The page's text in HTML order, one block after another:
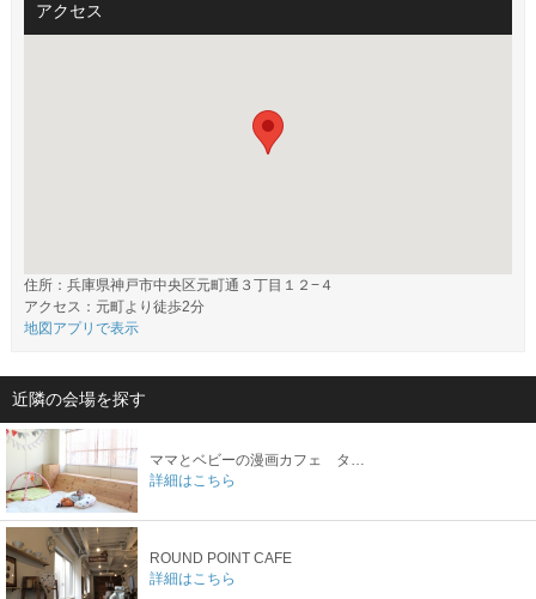
アクセス
住所：兵庫県神戸市中央区元町通３丁目１２−４
アクセス：元町より徒歩2分
地図アプリで表示
近隣の会場を探す
ママとベビーの漫画カフェ タマんち
詳細はこちら
ROUND POINT CAFE
詳細はこちら